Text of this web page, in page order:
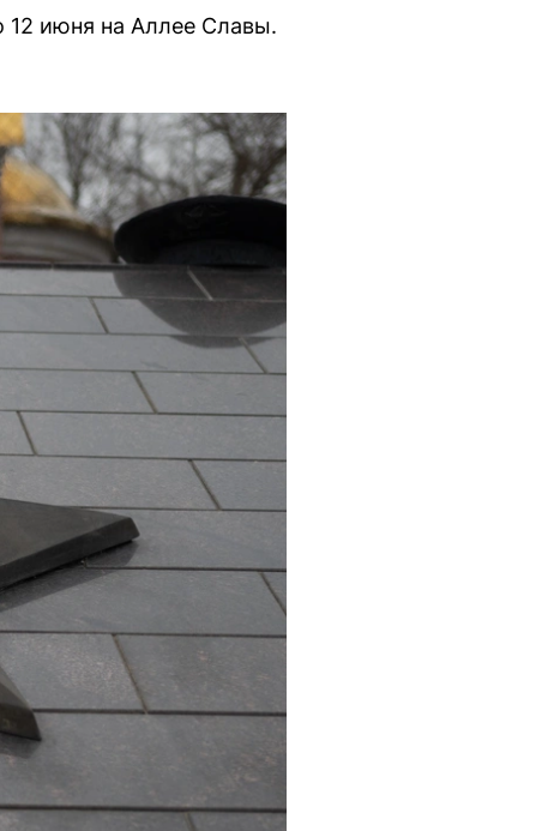
12 июня на Аллее Славы.